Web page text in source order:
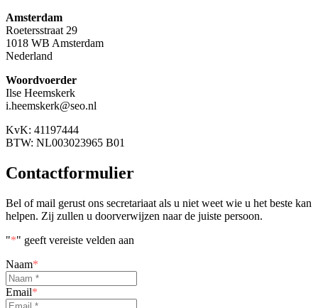
Amsterdam
Roetersstraat 29
1018 WB Amsterdam
Nederland
Woordvoerder
Ilse Heemskerk
i.heemskerk@seo.nl
KvK: 41197444
BTW: NL003023965 B01
Contactformulier
Bel of mail gerust ons secretariaat als u niet weet wie u het beste kan
helpen. Zij zullen u doorverwijzen naar de juiste persoon.
"*" geeft vereiste velden aan
Naam*
Email*